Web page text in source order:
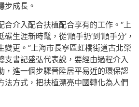
步成長。
合介入配合扶植配合享有的工作。“上
生涯新時髦，從‘順手扔’到‘順手分’，
變更。”上海市長寧區虹橋街道古北榮
支書記盛弘代表說，要經由過程介入
，進一個步驟晉陞居平易近的環保認
法方式，把扶植漂亮中國轉化為人們